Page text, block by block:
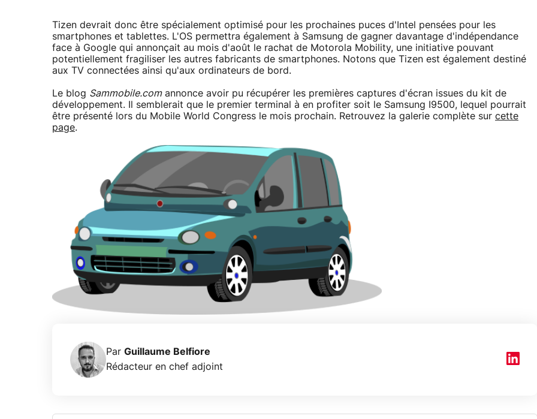
Tizen devrait donc être spécialement optimisé pour les prochaines puces d'Intel pensées pour les
smartphones et tablettes. L'OS permettra également à Samsung de gagner davantage d'indépendance
face à Google qui annonçait au mois d'août le rachat de Motorola Mobility, une initiative pouvant
potentiellement fragiliser les autres fabricants de smartphones. Notons que Tizen est également destiné
aux TV connectées ainsi qu'aux ordinateurs de bord.
Le blog Sammobile.comannonce avoir pu récupérer les premières captures d'écran issues du kit de
développement. Il semblerait que le premier terminal à en profiter soit le Samsung I9500, lequel pourrait
être présenté lors du Mobile World Congress le mois prochain. Retrouvez la galerie complète sur cette
page.
Par Guillaume Belfiore
Rédacteur en chef adjoint